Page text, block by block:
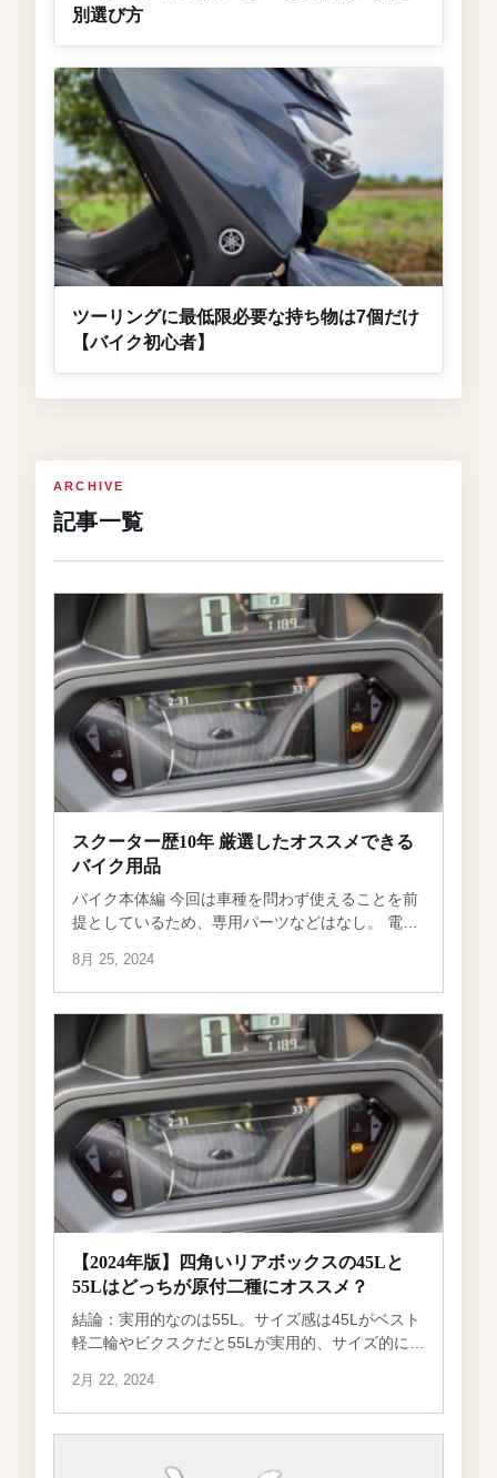
別選び方
ツーリングに最低限必要な持ち物は7個だけ
【バイク初心者】
ARCHIVE
記事一覧
スクーター歴10年 厳選したオススメできる
バイク用品
バイク本体編 今回は車種を問わず使えることを前
提としているため、専用パーツなどはなし。 電源
メ。理由としては スクーターのカウルがギリギリ
に閉じられてても、何とか入れられ […]
8月 25, 2024
【2024年版】四角いリアボックスの45Lと
55Lはどっちが原付二種にオススメ？
結論：実用的なのは55L。サイズ感は45Lがベスト
軽二輪やビクスクだと55Lが実用的、サイズ的にも
体がコンパクトなものもたすうありますので、55L
だとやや大きく感じるものも […]
2月 22, 2024